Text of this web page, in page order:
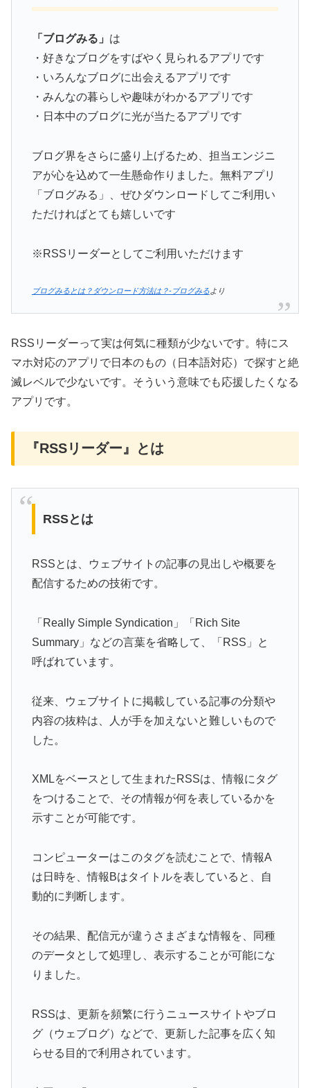
「ブログみる」 は
・好きなブログをすばやく見られるアプリです
・いろんなブログに出会えるアプリです
・みんなの暮らしや趣味がわかるアプリです
・日本中のブログに光が当たるアプリです
ブログ界をさらに盛り上げるため、担当エンジニ
アが心を込めて一生懸命作りました。無料アプリ
「ブログみる」、ぜひダウンロードしてご利用い
ただければとても嬉しいです
※RSSリーダーとしてご利用いただけます
ブログみるとは？ダウンロード方法は？-ブログみるより
RSSリーダーって実は何気に種類が少ないです。特にス
マホ対応のアプリで日本のもの（日本語対応）で探すと絶
滅レベルで少ないです。そういう意味でも応援したくなる
アプリです。
『RSSリーダー』とは
RSSとは
RSSとは、ウェブサイトの記事の見出しや概要を
配信するための技術です。
「Really Simple Syndication」「Rich Site
Summary」などの言葉を省略して、「RSS」と
呼ばれています。
従来、ウェブサイトに掲載している記事の分類や
内容の抜粋は、人が手を加えないと難しいもので
した。
XMLをベースとして生まれたRSSは、情報にタグ
をつけることで、その情報が何を表しているかを
示すことが可能です。
コンピューターはこのタグを読むことで、情報A
は日時を、情報Bはタイトルを表していると、自
動的に判断します。
その結果、配信元が違うさまざまな情報を、同種
のデータとして処理し、表示することが可能にな
りました。
RSSは、更新を頻繁に行うニュースサイトやブロ
グ（ウェブログ）などで、更新した記事を広く知
らせる目的で利用されています。